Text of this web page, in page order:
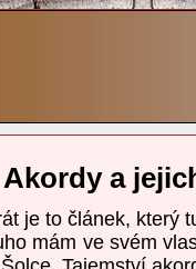
Akordy a
je to článek, který
mám ve svém